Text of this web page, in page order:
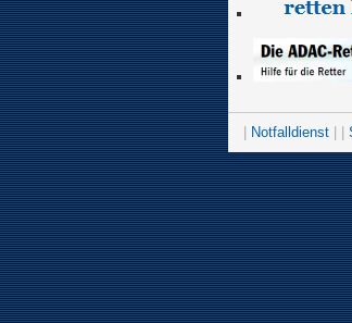
Notfalldienst